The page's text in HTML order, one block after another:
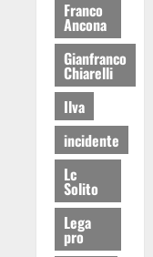
Franco
Ancona
Gianfranco
Chiarelli
Ilva
incidente
Lc
Solito
Lega
pro